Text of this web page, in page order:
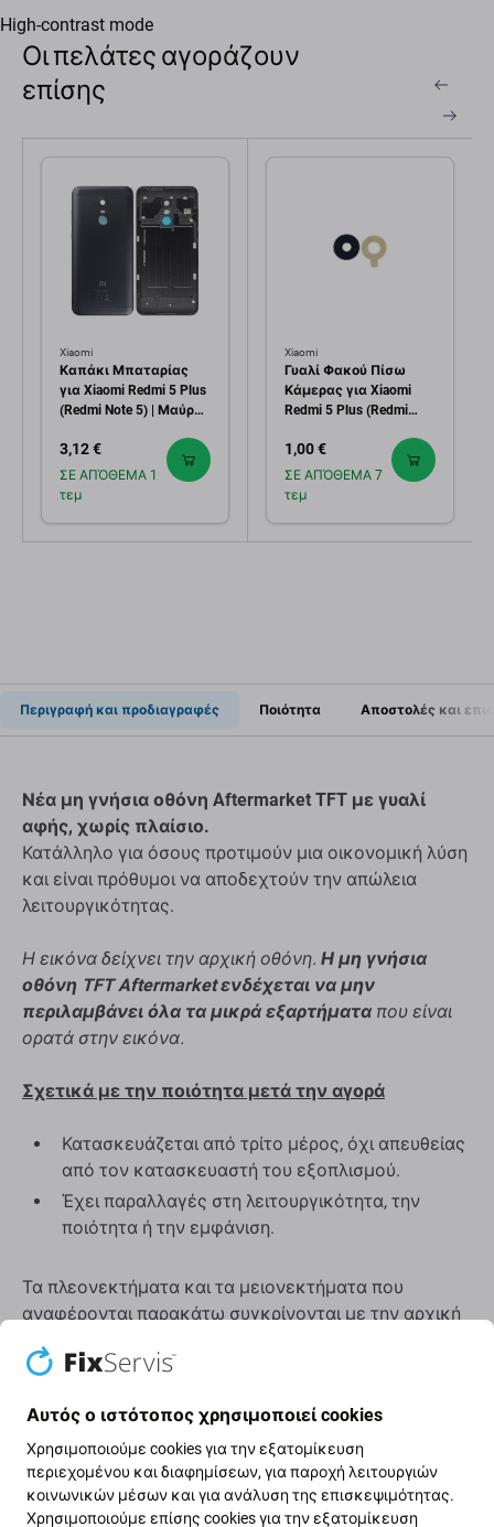
High-contrast mode
Οι πελάτες αγοράζουν
επίσης
Xiaomi
Καπάκι Μπαταρίας
για Xiaomi Redmi 5 Plus
(Redmi Note 5) | Μαύρο |
3,12 €
ΣΕ ΑΠΌΘΕΜΑ 1
τεμ
Xiaomi
Γυαλί Φακού Πίσω
Κάμερας για Xiaomi
Redmi 5 Plus (Redmi
1,00 €
ΣΕ ΑΠΌΘΕΜΑ 7
τεμ
Περιγραφή και προδιαγραφές Ποιότητα Αποστολές και
Νέα μη γνήσια οθόνη Aftermarket TFT με γυαλί
αφής, χωρίς πλαίσιο.
Κατάλληλο για όσους προτιμούν μια οικονομική λύση
και είναι πρόθυμοι να αποδεχτούν την απώλεια
λειτουργικότητας.
Η εικόνα δείχνει την αρχική οθόνη. Η μη γνήσια
οθόνη TFT Aftermarket ενδέχεται να μην
περιλαμβάνει όλα τα μικρά εξαρτήματα που είναι
ορατά στην εικόνα.
Σχετικά με την ποιότητα μετά την αγορά
Κατασκευάζεται από τρίτο μέρος, όχι απευθείας
από τον κατασκευαστή του εξοπλισμού.
Έχει παραλλαγές στη λειτουργικότητα, την
ποιότητα ή την εμφάνιση.
Τα πλεονεκτήματα και τα μειονεκτήματα που
αναφέρονται παρακάτω συγκρίνονται με την αρχική
Φόντα:
Χαμηλή τιμή
Χρήση τεχνολογίας LCD
Μειονεκτήματα:
Αυτός ο ιστότοπος χρησιμοποιεί cookies
Χρησιμοποιούμε cookies για την εξατομίκευση
περιεχομένου και διαφημίσεων, για παροχή λειτουργιών
κοινωνικών μέσων και για ανάλυση της επισκεψιμότητας.
Χρησιμοποιούμε επίσης cookies για την εξατομίκευση